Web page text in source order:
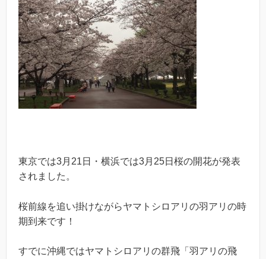
東京では3月21日・横浜では3月25日桜の開花が発表
されました。
桜前線を追い掛けながらヤマトシロアリの羽アリの時
期到来です！
すでに沖縄ではヤマトシロアリの群飛「羽アリの飛